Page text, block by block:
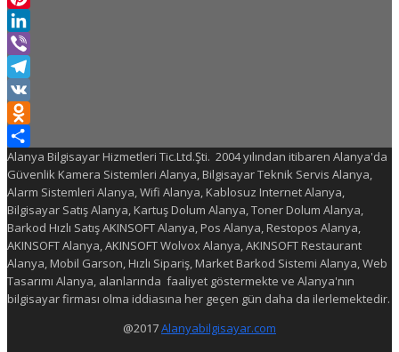
Pinterest
LinkedIn
Viber
Telegram
VK
Odnoklassniki
Share
Alanya Bilgisayar Hizmetleri Tic.Ltd.Şti. 2004 yılından itibaren Alanya'da
Güvenlik Kamera Sistemleri Alanya, Bilgisayar Teknik Servis Alanya,
Alarm Sistemleri Alanya, Wifi Alanya, Kablosuz Internet Alanya,
Bilgisayar Satış Alanya, Kartuş Dolum Alanya, Toner Dolum Alanya,
Barkod Hızlı Satış AKINSOFT Alanya, Pos Alanya, Restopos Alanya,
AKINSOFT Alanya, AKINSOFT Wolvox Alanya, AKINSOFT Restaurant
Alanya, Mobil Garson, Hızlı Sipariş, Market Barkod Sistemi Alanya, Web
Tasarımı Alanya, alanlarında faaliyet göstermekte ve Alanya'nın
bilgisayar firması olma iddiasına her geçen gün daha da ilerlemektedir.
@2017Alanyabilgisayar.com